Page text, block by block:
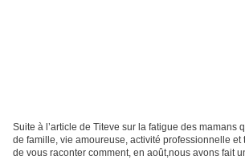
Suite à l’article de Titeve sur la fatigue des mamans
de famille, vie amoureuse, activité professionnelle et
de vous raconter comment, en août,nous avons fait